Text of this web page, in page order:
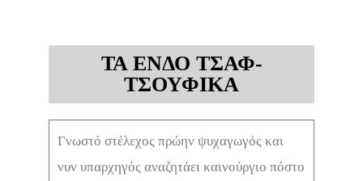
ΤΑ ΕΝΔΟ ΤΣΑΦ-
ΤΣΟΥΦΙΚΑ
Γνωστό στέλεχος πρώην ψυχαγωγός και
νυν υπαρχηγός αναζητάει καινούργιο πόστο